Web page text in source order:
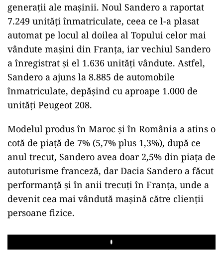
generații ale mașinii. Noul Sandero a raportat
7.249 unități înmatriculate, ceea ce l-a plasat
automat pe locul al doilea al Topului celor mai
vândute mașini din Franța, iar vechiul Sandero
a înregistrat și el 1.636 unități vândute. Astfel,
Sandero a ajuns la 8.885 de automobile
înmatriculate, depășind cu aproape 1.000 de
unități Peugeot 208.
Modelul produs în Maroc și în România a atins o
cotă de piață de 7% (5,7% plus 1,3%), după ce
anul trecut, Sandero avea doar 2,5% din piața de
autoturisme franceză, dar Dacia Sandero a făcut
performanță și în anii trecuți în Franța, unde a
devenit cea mai vândută mașină către clienții
persoane fizice.
Play